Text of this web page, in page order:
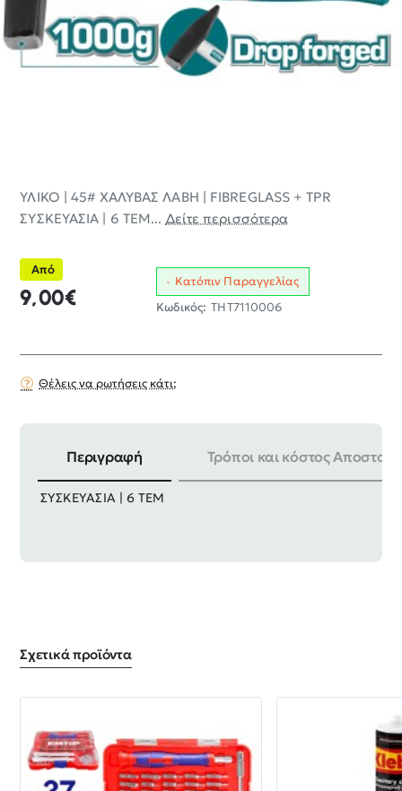
ΥΛΙΚΟ | 45# ΧΑΛΥΒΑΣ ΛΑΒΗ | FIBREGLASS + TPR
ΣΥΣΚΕΥΑΣΙΑ | 6 ΤΕΜ... Δείτε περισσότερα
Από
9,00€
Κατόπιν Παραγγελίας
Κωδικός: THT7110006
Θέλεις να ρωτήσεις κάτι;
Περιγραφή Τρόποι και κόστος
ΥΛΙΚΟ | 45# ΧΑΛΥΒΑΣ ΛΑΒΗ | FIBREGLASS + TPR
ΣΥΣΚΕΥΑΣΙΑ | 6 ΤΕΜ
Σχετικά προϊόντα